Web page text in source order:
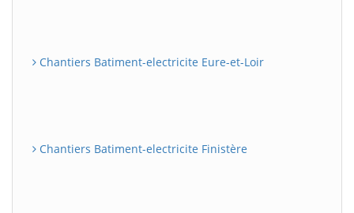
Chantiers Batiment-electricite Eure-et-Loir
Chantiers Batiment-electricite Finistère